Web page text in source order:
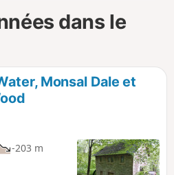
dans le
Monsal Dale et
-203 m